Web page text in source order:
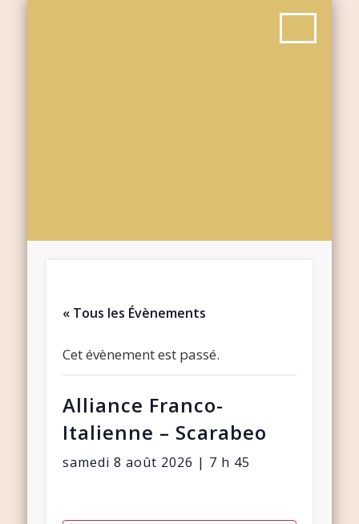
« Tous les Évènements
Cet évènement est passé.
Alliance Franco-
Italienne – Scarabeo
samedi 8 août 2026 | 7 h 45